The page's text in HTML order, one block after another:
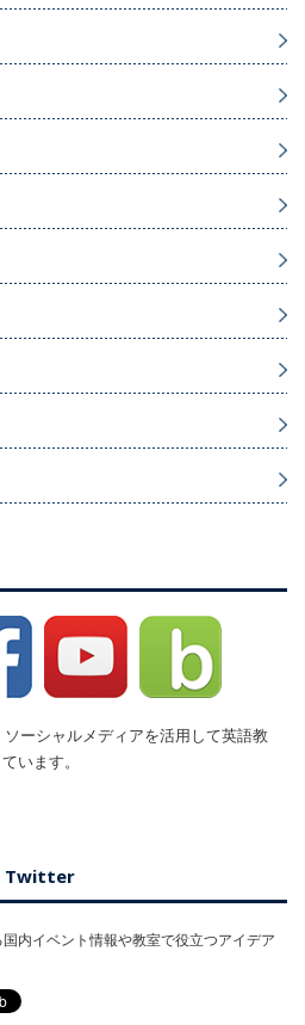
ーシャルメディアを活用して英語教
います。
Twitter
内イベント情報や教室で役立つアイデア